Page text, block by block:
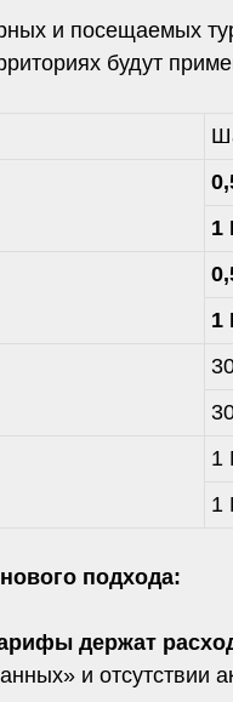
и посещаемых
будут
1
1
1
1
подхода:
держат
и отсутствии